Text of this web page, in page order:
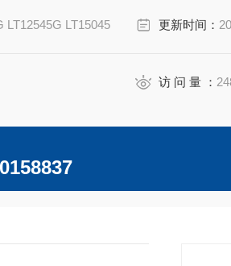
LT12545G LT15045 更新时间：
访 问 量 ：